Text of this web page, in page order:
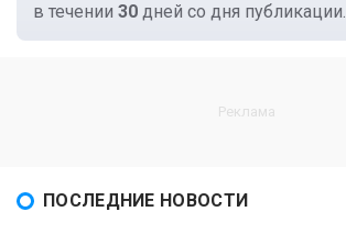
в течении 30 дней со дня публикации.
ПОСЛЕДНИЕ НОВОСТИ